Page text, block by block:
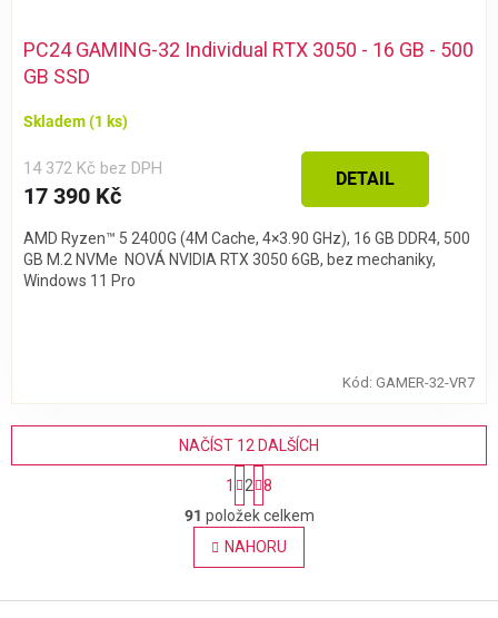
PC24 GAMING-32 Individual RTX 3050 - 16 GB - 500
GB SSD
Skladem(1 ks)
14 372 Kč bez DPH
17 390 Kč
DETAIL
AMD Ryzen™ 5 2400G (4M Cache, 4×3.90 GHz), 16 GB DDR4, 500
GB M.2 NVMe NOVÁ NVIDIA RTX 3050 6GB, bez mechaniky,
Windows 11 Pro
Kód: GAMER-32-VR7
O
v
l
á
NAČÍST 12 DALŠÍCH
S
t
r
á
n
k
v
1 2
8
91 položek celkem
NAHORU